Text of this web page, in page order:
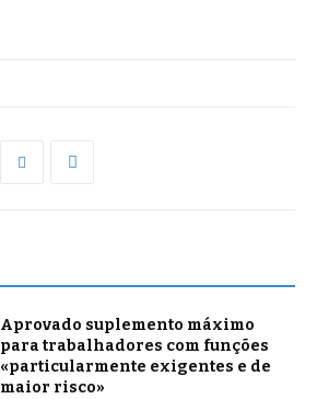
Aprovado suplemento máximo
para trabalhadores com funções
«particularmente exigentes e de
maior risco»